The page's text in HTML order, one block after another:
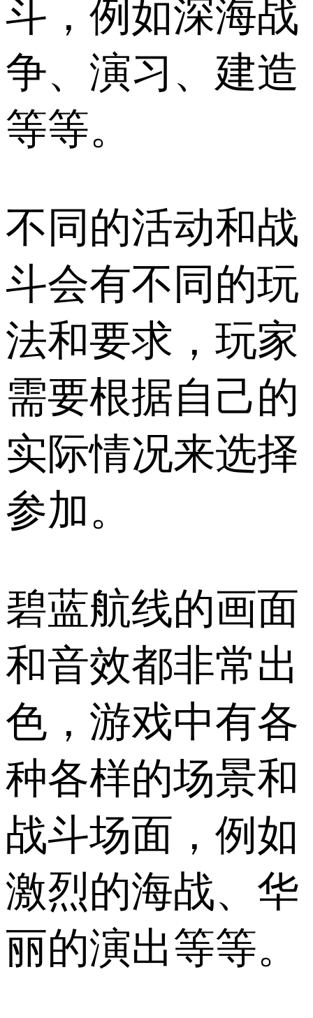
斗，例如深海战
争、演习、建造
等等。
不同的活动和战
斗会有不同的玩
法和要求，玩家
需要根据自己的
实际情况来选择
参加。
碧蓝航线的画面
和音效都非常出
色，游戏中有各
种各样的场景和
战斗场面，例如
激烈的海战、华
丽的演出等等。